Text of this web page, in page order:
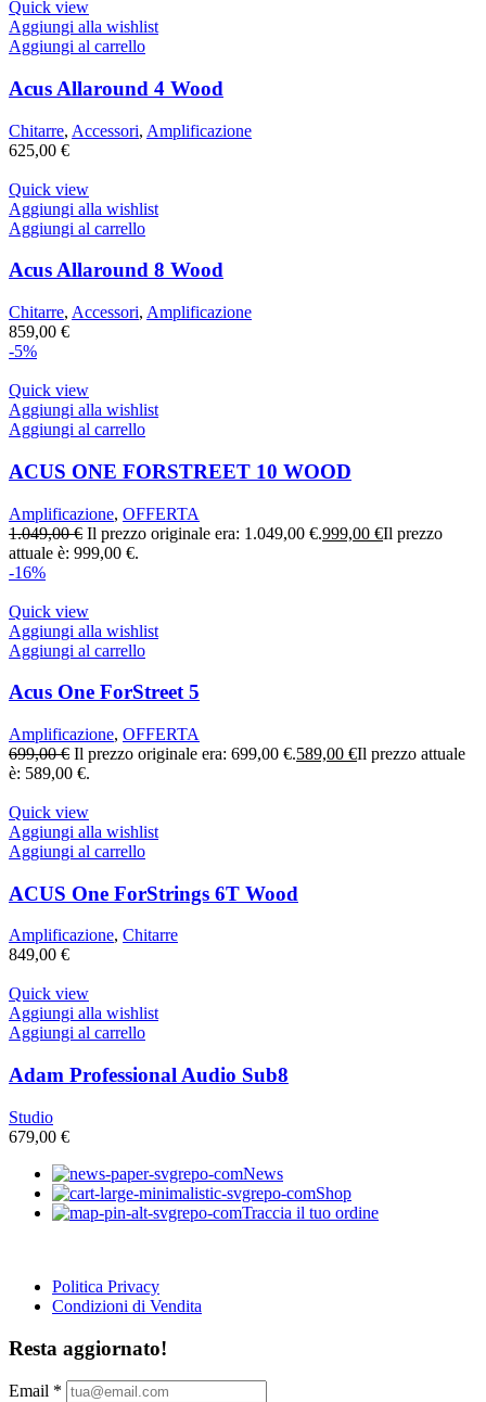
Quick view
Aggiungi alla wishlist
Aggiungi al carrello
Acus Allaround 4 Wood
Chitarre, Accessori, Amplificazione
625,00 €
Quick view
Aggiungi alla wishlist
Aggiungi al carrello
Acus Allaround 8 Wood
Chitarre, Accessori, Amplificazione
859,00 €
-5%
Quick view
Aggiungi alla wishlist
Aggiungi al carrello
ACUS ONE FORSTREET 10 WOOD
Amplificazione, OFFERTA
1.049,00€ Il prezzo originale era: 1.049,00 €.999,00 €Il prezzo
attuale è: 999,00 €.
-16%
Quick view
Aggiungi alla wishlist
Aggiungi al carrello
Acus One ForStreet 5
Amplificazione, OFFERTA
699,00€ Il prezzo originale era: 699,00 €.589,00 €Il prezzo attuale
è: 589,00 €.
Quick view
Aggiungi alla wishlist
Aggiungi al carrello
ACUS One ForStrings 6T Wood
Amplificazione, Chitarre
849,00 €
Quick view
Aggiungi alla wishlist
Aggiungi al carrello
Adam Professional Audio Sub8
Studio
679,00 €
News
Shop
Traccia il tuo ordine
Politica Privacy
Condizioni di Vendita
Resta aggiornato!
Email *